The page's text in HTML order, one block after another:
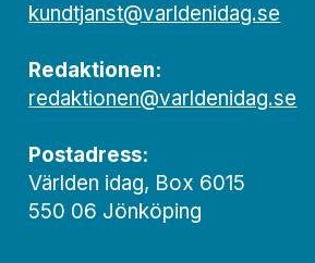
kundtjanst@varldenidag.se
Redaktionen:
redaktionen@varldenidag.se
Postadress:
Världen idag, Box 6015
550 06 Jönköping